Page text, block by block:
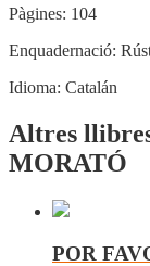
Pàgines: 104
Enquadernació:
Idioma: Catalán
Altres
MORATÓ
POR